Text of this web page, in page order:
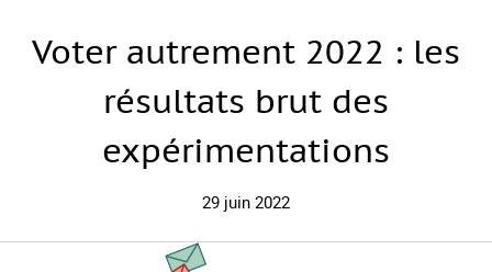
Voter autrement 2022 : les
résultats brut des
expérimentations
29 juin 2022